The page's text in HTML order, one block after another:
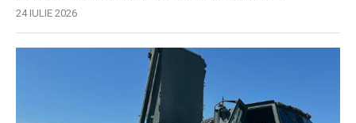
24 IULIE 2026